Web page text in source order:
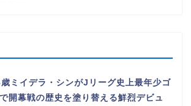
歳ミイデラ・シンがJリーグ史上最年少ゴ
開幕戦の歴史を塗り替える鮮烈デビュ